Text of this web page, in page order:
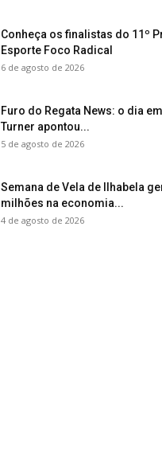
Conheça os finalistas do 11º
Esporte Foco Radical
6 de agosto de 2026
Furo do Regata News: o dia
Turner apontou...
5 de agosto de 2026
Semana de Vela de Ilhabela
milhões na economia...
4 de agosto de 2026